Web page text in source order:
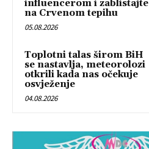
influencerom i zablistajte
na Crvenom tepihu
05.08.2026
Toplotni talas širom BiH
se nastavlja, meteorolozi
otkrili kada nas očekuje
osvježenje
04.08.2026